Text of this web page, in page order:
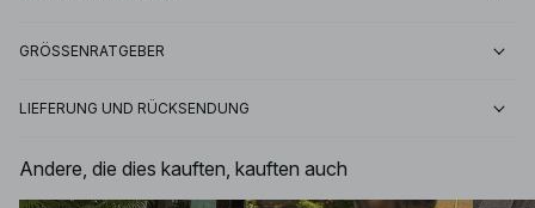
GRÖSSENRATGEBER
LIEFERUNG UND RÜCKSENDUNG
Andere, die dies kauften, kauften auch